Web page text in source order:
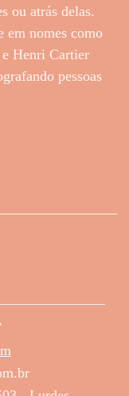
ou atrás delas.
nomes como
e Henri Cartier
pessoas